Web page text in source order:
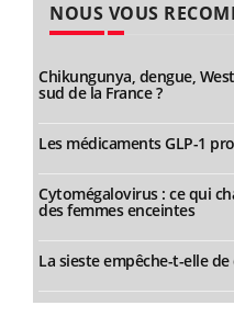
NOUS VOUS
Chikungunya, dengue,
sud de la France ?
Les médicaments GLP-1
Cytomégalovirus : ce qui
des femmes enceintes
La sieste empêche-t-elle